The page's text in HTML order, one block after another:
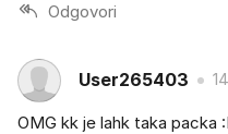
Odgovori
User265403
OMG kk je lahk taka packa